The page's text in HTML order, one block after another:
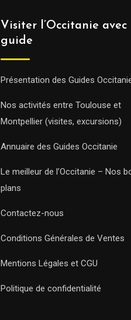
Visiter l’Occitanie avec
guide
Présentation des Guides
Nos activités entre Toulouse et
Montpellier (visites, excursions)
Annuaire des Guides Occitanie
Le meilleur de l’Occitanie – Nos
plans
Contactez-nous
Conditions Générales de Ventes
Mentions Légales et CGU
Politique de confidentialité